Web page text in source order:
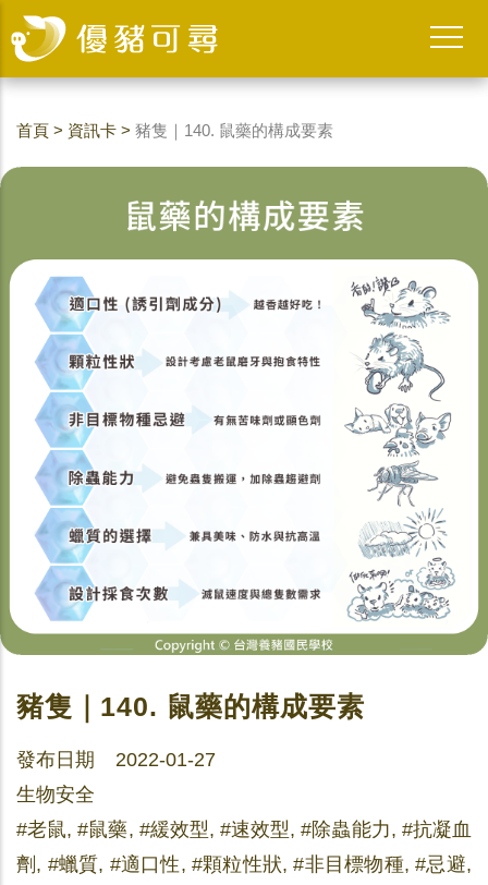
首頁 > 資訊卡 > 豬隻｜140. 鼠藥的構成要素
豬隻｜140. 鼠藥的構成要素
發布日期 2022-01-27
生物安全
#老鼠, #鼠藥, #緩效型, #速效型, #除蟲能力, #抗凝血
劑, #蠟質, #適口性, #顆粒性狀, #非目標物種, #忌避,